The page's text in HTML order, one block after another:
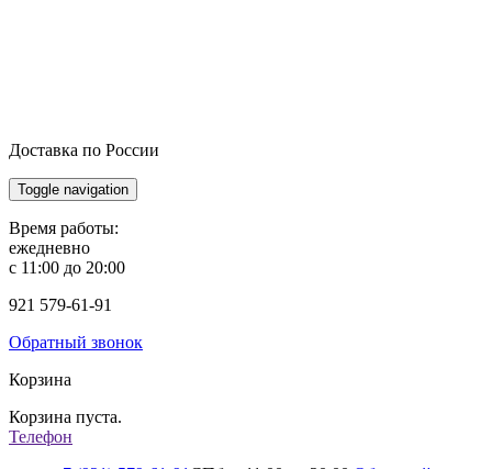
Доставка по России
Toggle navigation
Время работы:
ежедневно
с 11:00 до 20:00
921 579-61-91
Обратный звонок
Корзина
Корзина пуста.
Телефон